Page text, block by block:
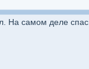
На самом деле